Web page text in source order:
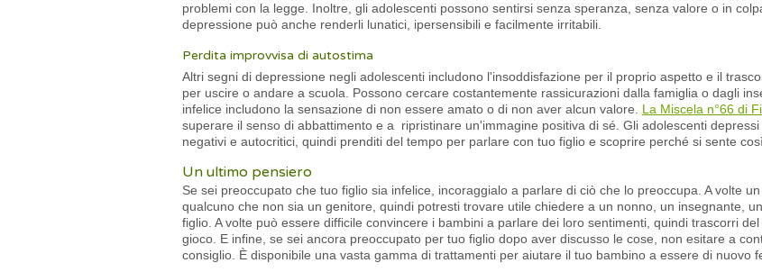
problemi con la legge. Inoltre, gli adolescenti possono sentirsi senza speranza, senza valore o in
depressione può anche renderli lunatici, ipersensibili e facilmente irritabili.
Perdita improvvisa di autostima
Altri segni di depressione negli adolescenti includono l'insoddisfazione per il proprio aspetto e il
per uscire o andare a scuola. Possono cercare costantemente rassicurazioni dalla famiglia o dagli
infelice includono la sensazione di non essere amato o di non aver alcun valore. La Miscela n°66 di
superare il senso di abbattimento e a ripristinare un'immagine positiva di sé. Gli adolescenti
negativi e autocritici, quindi prenditi del tempo per parlare con tuo figlio e scoprire perché si sente così.
Un ultimo pensiero
Se sei preoccupato che tuo figlio sia infelice, incoraggialo a parlare di ciò che lo preoccupa. A volte
qualcuno che non sia un genitore, quindi potresti trovare utile chiedere a un nonno, un insegnante,
figlio. A volte può essere difficile convincere i bambini a parlare dei loro sentimenti, quindi trascorri
gioco. E infine, se sei ancora preoccupato per tuo figlio dopo aver discusso le cose, non esitare a
consiglio. È disponibile una vasta gamma di trattamenti per aiutare il tuo bambino a essere di nuovo